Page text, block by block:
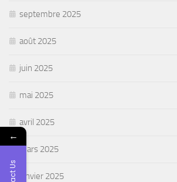
septembre 2025
août 2025
juin 2025
mai 2025
avril 2025
mars 2025
janvier 2025
←